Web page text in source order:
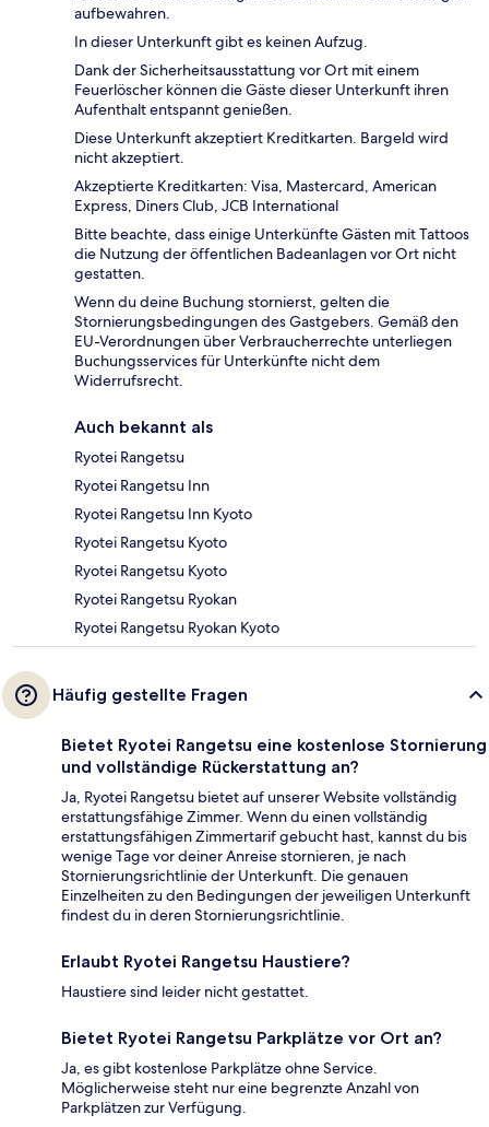
aufbewahren.
In dieser Unterkunft gibt es keinen Aufzug.
Dank der Sicherheitsausstattung vor Ort mit einem
Feuerlöscher können die Gäste dieser Unterkunft ihren
Aufenthalt entspannt genießen.
Diese Unterkunft akzeptiert Kreditkarten. Bargeld wird
nicht akzeptiert.
Akzeptierte Kreditkarten: Visa, Mastercard, American
Express, Diners Club, JCB International
Bitte beachte, dass einige Unterkünfte Gästen mit Tattoos
die Nutzung der öffentlichen Badeanlagen vor Ort nicht
gestatten.
Wenn du deine Buchung stornierst, gelten die
Stornierungsbedingungen des Gastgebers. Gemäß den
EU-Verordnungen über Verbraucherrechte unterliegen
Buchungsservices für Unterkünfte nicht dem
Widerrufsrecht.
Auch bekannt als
Ryotei Rangetsu
Ryotei Rangetsu Inn
Ryotei Rangetsu Inn Kyoto
Ryotei Rangetsu Kyoto
Ryotei Rangetsu Kyoto
Ryotei Rangetsu Ryokan
Ryotei Rangetsu Ryokan Kyoto
Häufig gestellte Fragen
Bietet Ryotei Rangetsu eine kostenlose Stornierung
und vollständige Rückerstattung an?
Ja, Ryotei Rangetsu bietet auf unserer Website vollständig
erstattungsfähige Zimmer. Wenn du einen vollständig
erstattungsfähigen Zimmertarif gebucht hast, kannst du bis
wenige Tage vor deiner Anreise stornieren, je nach
Stornierungsrichtlinie der Unterkunft. Die genauen
Einzelheiten zu den Bedingungen der jeweiligen Unterkunft
findest du in deren Stornierungsrichtlinie.
Erlaubt Ryotei Rangetsu Haustiere?
Haustiere sind leider nicht gestattet.
Bietet Ryotei Rangetsu Parkplätze vor Ort an?
Ja, es gibt kostenlose Parkplätze ohne Service.
Möglicherweise steht nur eine begrenzte Anzahl von
Parkplätzen zur Verfügung.